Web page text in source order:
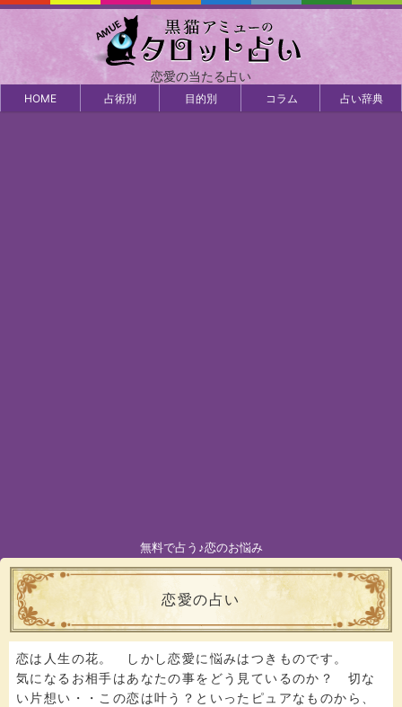
恋愛の当たる占い
HOME 占術別 目的別 コラム 占い辞典
無料で占う♪恋のお悩み
恋愛の占い
恋は人生の花。 しかし恋愛に悩みはつきものです。
気になるお相手はあなたの事をどう見ているのか？ 切な
い片想い・・この恋は叶う？といったピュアなものから、